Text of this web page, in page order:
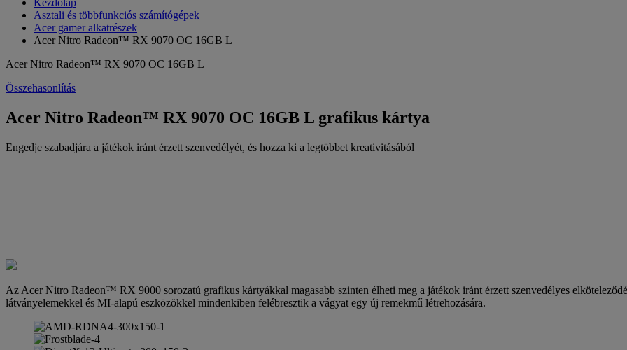
Asztali és többfunkciós számítógépek
Acer gamer alkatrészek
Acer Nitro Radeon™ RX 9070 OC 16GB L
Acer Nitro Radeon™ RX 9070 OC 16GB L
Összehasonlítás
Acer Nitro Radeon™ RX 9070 OC 16GB L grafikus kártya
Engedje szabadjára a játékok iránt érzett szenvedélyét, és hozza ki a legtöbbet kreativitásából
Az Acer Nitro Radeon™ RX 9000 sorozatú grafikus kártyákkal magasabb szinten élheti meg a játékok iránt érzett szenvedélyes
látványelemekkel és MI-alapú eszközökkel mindenkiben felébresztik a vágyat egy új remekmű létrehozására.